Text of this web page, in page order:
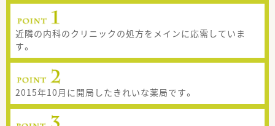
近隣の内科のクリニックの処方をメインに応需していま
す。
2015年10月に開局したきれいな薬局です。